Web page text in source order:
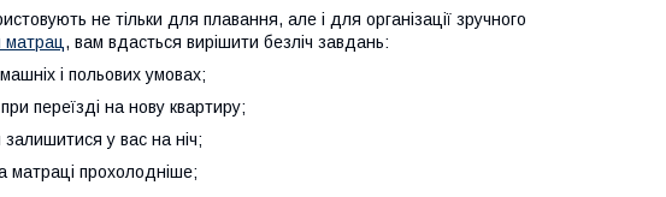
не тільки для плавання, але і для організації зручного
матрац , вам вдасться вирішити безліч завдань:
і польових умовах;
переїзді на нову квартиру;
залишитися у вас на ніч;
матраці прохолодніше;